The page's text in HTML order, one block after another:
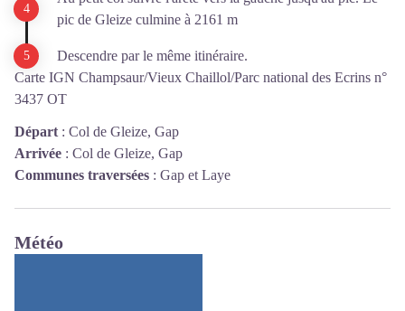
pic de Gleize culmine à 2161 m
Descendre par le même itinéraire.
Carte IGN Champsaur/Vieux Chaillol/Parc national des Ecrins n°
3437 OT
Départ : Col de Gleize, Gap
Arrivée : Col de Gleize, Gap
Communes traversées : Gap et Laye
Météo